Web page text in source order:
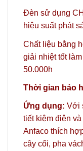
Đèn sử dụng
hiệu suất phát
Chất liệu bằng
giải nhiệt tốt
50.000h
Thời gian bảo
Ứng dụng: Với
tiết kiệm điện
Anfaco thích
cây cối, pha